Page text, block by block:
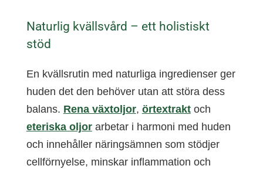
Naturlig kvällsvård – ett holistiskt
stöd
En kvällsrutin med naturliga ingredienser ger
huden det den behöver utan att störa dess
balans. Rena växtoljor, örtextraktoch
eteriska oljorarbetar i harmoni med huden
och innehåller näringsämnen som stödjer
cellförnyelse, minskar inflammation och